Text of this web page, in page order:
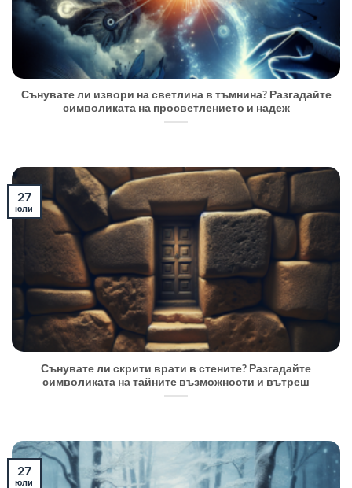
Сънувате ли извори на светлина в тъмнина? Разгадайте
символиката на просветлението и надеж
Сънувате ли скрити врати в стените? Разгадайте
символиката на тайните възможности и вътреш
27
юли
27
юли